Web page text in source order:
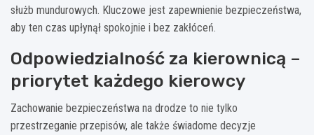
służb mundurowych. Kluczowe jest zapewnienie bezpieczeństwa,
aby ten czas upłynął spokojnie i bez zakłóceń.
Odpowiedzialność za kierownicą –
priorytet każdego kierowcy
Zachowanie bezpieczeństwa na drodze to nie tylko
przestrzeganie przepisów, ale także świadome decyzje